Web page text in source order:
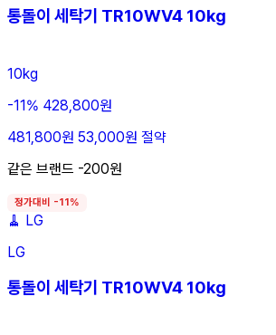
통돌이 세탁기 TR10WV4 10kg
10kg
-11% 428,800원
481,800원 53,000원 절약
같은 브랜드 -200원
정가대비 -11%
🧹 LG
LG
통돌이 세탁기 TR10WV4 10kg